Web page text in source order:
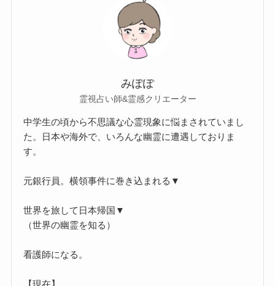
みぽぽ
霊視占い師&霊感クリエーター
中学生の頃から不思議な心霊現象に悩まされていまし
た。日本や海外で、いろんな幽霊に遭遇しておりま
す。
元銀行員。横領事件に巻き込まれる▼
世界を旅して日本帰国▼
（世界の幽霊を知る）
看護師になる。